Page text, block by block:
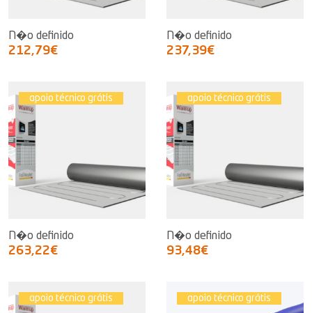
N�o definido
212,79€
N�o definido
237,39€
apoio técnico grátis
N�o definido
263,22€
apoio técnico grátis
N�o definido
93,48€
apoio técnico grátis apoio técnico grátis